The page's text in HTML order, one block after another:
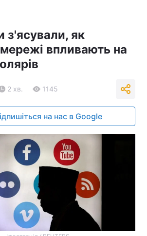
з'ясували, як
мережі впливають на
2 хв. 1145
на нас в Google